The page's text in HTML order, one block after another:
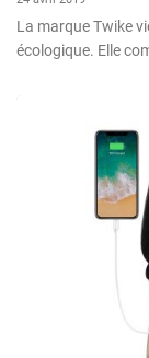
La marque Twike
écologique. Elle